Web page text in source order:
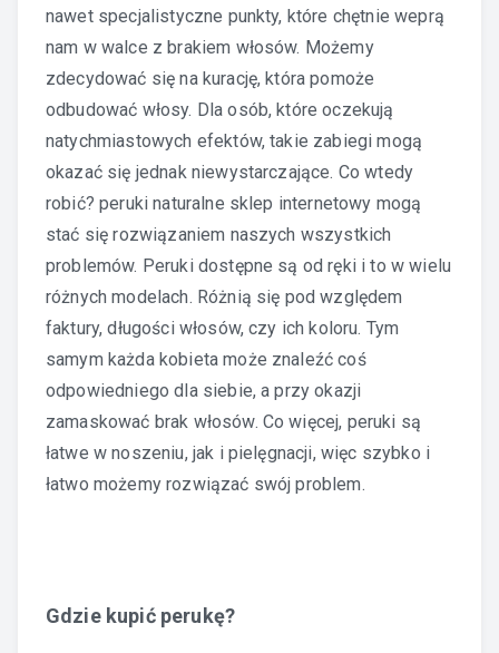
nawet specjalistyczne punkty, które chętnie weprą
nam w walce z brakiem włosów. Możemy
zdecydować się na kurację, która pomoże
odbudować włosy. Dla osób, które oczekują
natychmiastowych efektów, takie zabiegi mogą
okazać się jednak niewystarczające. Co wtedy
robić?peruki naturalne sklep internetowy mogą
stać się rozwiązaniem naszych wszystkich
problemów. Peruki dostępne są od ręki i to w wielu
różnych modelach. Różnią się pod względem
faktury, długości włosów, czy ich koloru. Tym
samym każda kobieta może znaleźć coś
odpowiedniego dla siebie, a przy okazji
zamaskować brak włosów. Co więcej, peruki są
łatwe w noszeniu, jak i pielęgnacji, więc szybko i
łatwo możemy rozwiązać swój problem.
Gdzie kupić perukę?